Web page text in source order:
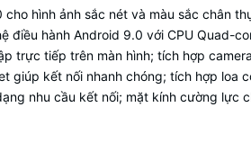
Nhiều cổng kết nối
1 cổng
1 cổng
1 cổng
3 cổng
1 cổng
hình ảnh sắc nét và màu sắc chân
hành Android 9.0 với CPU Quad-
trực tiếp trên màn hình; tích hợp
giúp kết nối nhanh chóng; tích hợp loa
nhu cầu kết nối; mặt kính cường